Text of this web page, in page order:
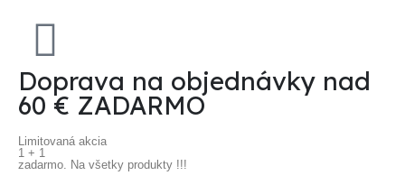
Doprava na objednávky nad
60 € ZADARMO
Limitovaná akcia
1 + 1
zadarmo. Na všetky produkty !!!